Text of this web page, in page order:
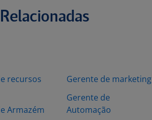
recursos
Armazém
Gerente de marketing
Gerente de
Automação